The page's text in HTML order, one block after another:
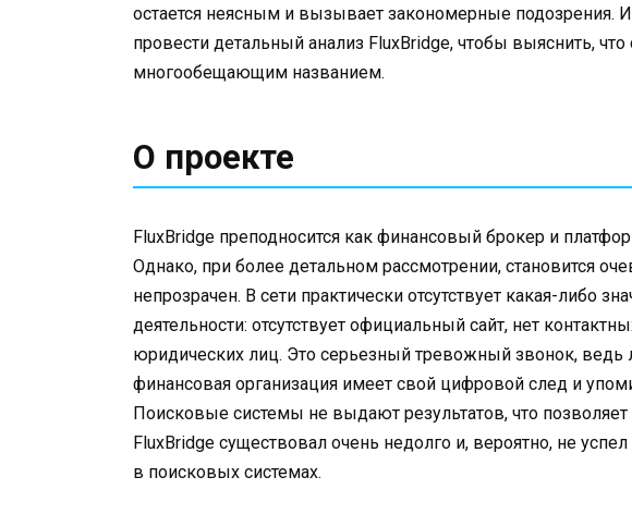
остается неясным и вызывает закономерные
провести детальный анализ FluxBridge, чтобы выяснить, что
многообещающим названием.
О проекте
FluxBridge преподносится как финансовый брокер и
Однако, при более детальном рассмотрении, становится
непрозрачен. В сети практически отсутствует какая-либо
деятельности: отсутствует официальный сайт, нет
юридических лиц. Это серьезный тревожный звонок, ведь
финансовая организация имеет свой цифровой след и
Поисковые системы не выдают результатов, что
FluxBridge существовал очень недолго и, вероятно, не
в поисковых системах.